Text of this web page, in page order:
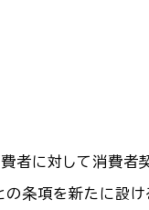
費者に対して消費
条項を新たに設け